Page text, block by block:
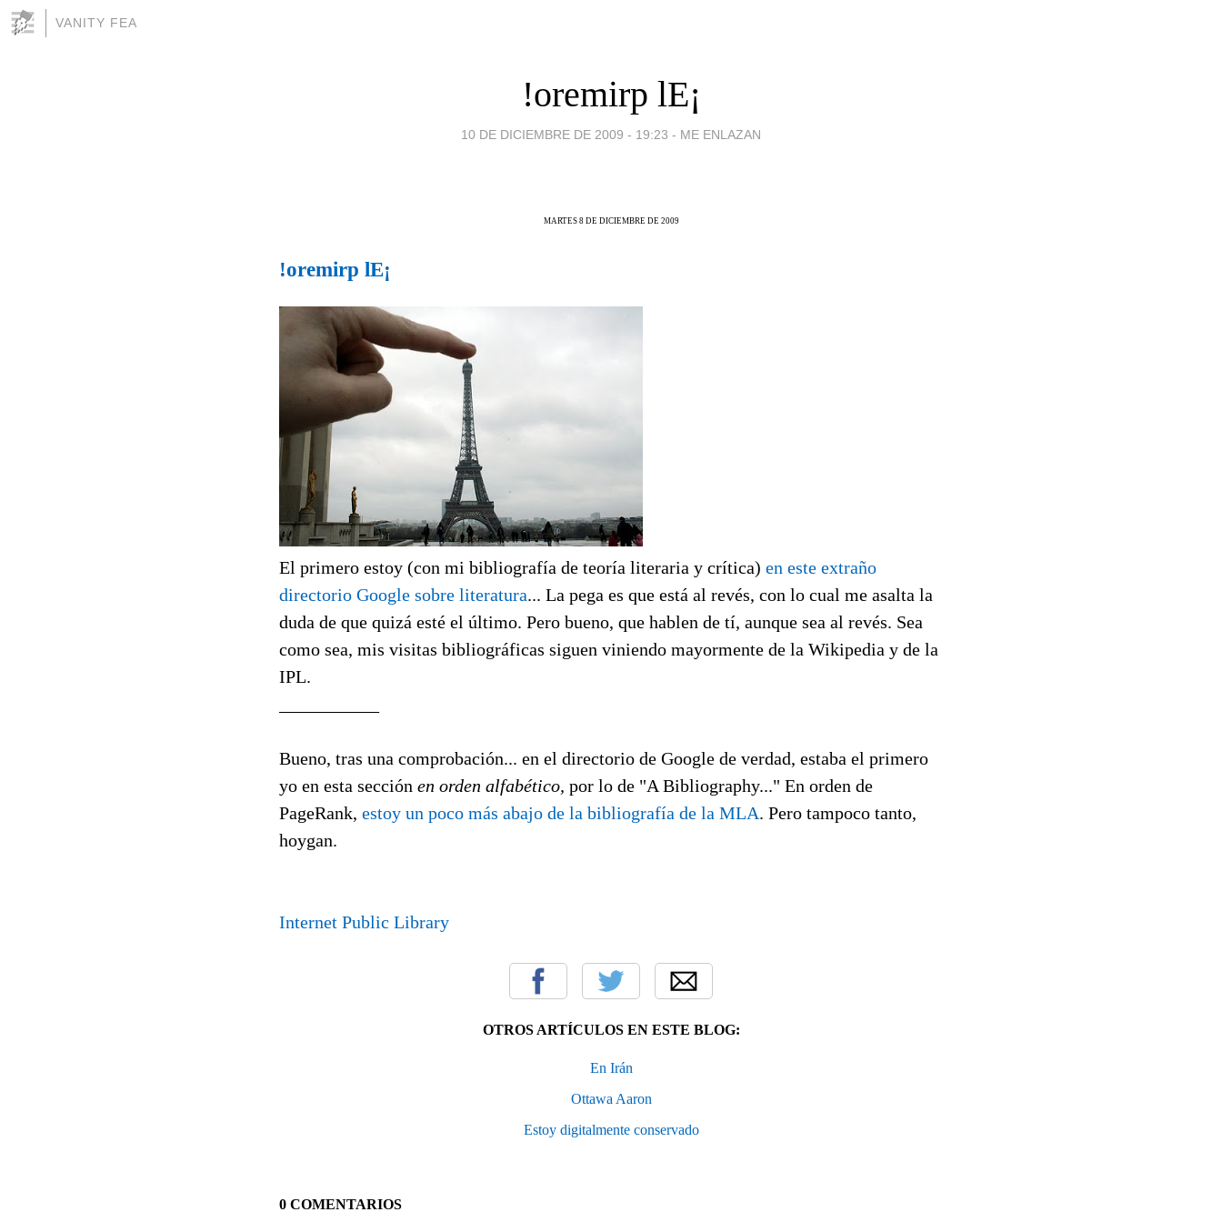
VANITY FEA
!oremirp lE¡
10 DE DICIEMBRE DE 2009 - 19:23 - ME ENLAZAN
MARTES 8 DE DICIEMBRE DE 2009
!oremirp lE¡
El primero estoy (con mi bibliografía de teoría literaria y crítica) en este extraño
directorio Google sobre literatura... La pega es que está al revés, con lo cual me asalta la
duda de que quizá esté el último. Pero bueno, que hablen de tí, aunque sea al revés. Sea
como sea, mis visitas bibliográficas siguen viniendo mayormente de la Wikipedia y de la
IPL.
Bueno, tras una comprobación... en el directorio de Google de verdad, estaba el primero
yo en esta sección en orden alfabético, por lo de "A Bibliography..." En orden de
PageRank, estoy un poco más abajo de la bibliografía de la MLA. Pero tampoco tanto,
hoygan.
Internet Public Library
OTROS ARTÍCULOS EN ESTE BLOG:
En Irán
Ottawa Aaron
Estoy digitalmente conservado
0 COMENTARIOS